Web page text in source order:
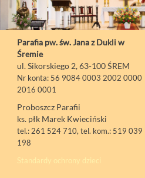
Parafia pw. św. Jana z Dukli w
Śremie
ul. Sikorskiego 2, 63-100 ŚREM
Nr konta: 56 9084 0003 2002 0000
2016 0001
Proboszcz Parafii
ks. płk Marek Kwieciński
tel.: 261 524 710, tel. kom.: 519 039
198
Standardy ochrony dzieci